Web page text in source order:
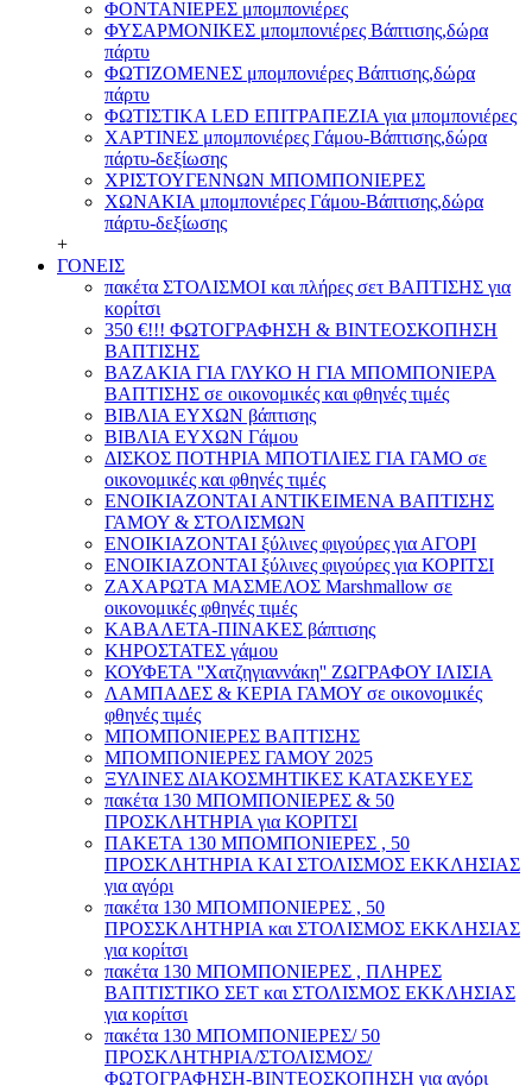
ΦΟΝΤΑΝΙΕΡΕΣ μπομπονιέρες
ΦΥΣΑΡΜΟΝΙΚΕΣ μπομπονιέρες Βάπτισης,δώρα
πάρτυ
ΦΩΤΙΖΟΜΕΝΕΣ μπομπονιέρες Βάπτισης,δώρα
πάρτυ
ΦΩΤΙΣΤΙΚΑ LED ΕΠΙΤΡΑΠΕΖΙΑ για μπομπονιέρες
ΧΑΡΤΙΝΕΣ μπομπονιέρες Γάμου-Βάπτισης,δώρα
πάρτυ-δεξίωσης
ΧΡΙΣΤΟΥΓΕΝΝΩΝ ΜΠΟΜΠΟΝΙΕΡΕΣ
ΧΩΝΑΚΙΑ μπομπονιέρες Γάμου-Βάπτισης,δώρα
πάρτυ-δεξίωσης
+
ΓΟΝΕΙΣ
πακέτα ΣΤΟΛΙΣΜΟΙ και πλήρες σετ ΒΑΠΤΙΣΗΣ για
κορίτσι
350 €!!! ΦΩΤΟΓΡΑΦΗΣΗ & ΒΙΝΤΕΟΣΚΟΠΗΣΗ
ΒΑΠΤΙΣΗΣ
ΒΑΖΑΚΙΑ ΓΙΑ ΓΛΥΚΟ Η ΓΙΑ ΜΠΟΜΠΟΝΙΕΡΑ
ΒΑΠΤΙΣΗΣ σε οικονομικές και φθηνές τιμές
ΒΙΒΛΙΑ ΕΥΧΩΝ βάπτισης
ΒΙΒΛΙΑ ΕΥΧΩΝ Γάμου
ΔΙΣΚΟΣ ΠΟΤΗΡΙΑ ΜΠΟΤΙΛΙΕΣ ΓΙΑ ΓΑΜΟ σε
οικονομικές και φθηνές τιμές
ΕΝΟΙΚΙΑΖΟΝΤΑΙ ΑΝΤΙΚΕΙΜΕΝΑ ΒΑΠΤΙΣΗΣ
ΓΑΜΟΥ & ΣΤΟΛΙΣΜΩΝ
ΕΝΟΙΚΙΑΖΟΝΤΑΙ ξύλινες φιγούρες για ΑΓΟΡΙ
ΕΝΟΙΚΙΑΖΟΝΤΑΙ ξύλινες φιγούρες για ΚΟΡΙΤΣΙ
ΖΑΧΑΡΩΤΑ ΜΑΣΜΕΛΟΣ Marshmallow σε
οικονομικές φθηνές τιμές
ΚΑΒΑΛΕΤΑ-ΠΙΝΑΚΕΣ βάπτισης
ΚΗΡΟΣΤΑΤΕΣ γάμου
ΚΟΥΦΕΤΑ ''Χατζηγιαννάκη'' ΖΩΓΡΑΦΟΥ ΙΛΙΣΙΑ
ΛΑΜΠΑΔΕΣ & ΚΕΡΙΑ ΓΑΜΟΥ σε οικονομικές
φθηνές τιμές
ΜΠΟΜΠΟΝΙΕΡΕΣ ΒΑΠΤΙΣΗΣ
ΜΠΟΜΠΟΝΙΕΡΕΣ ΓΑΜΟΥ 2025
ΞΥΛΙΝΕΣ ΔΙΑΚΟΣΜΗΤΙΚΕΣ ΚΑΤΑΣΚΕΥΕΣ
πακέτα 130 ΜΠΟΜΠΟΝΙΕΡΕΣ & 50
ΠΡΟΣΚΛΗΤΗΡΙΑ για ΚΟΡΙΤΣΙ
ΠΑΚΕΤΑ 130 ΜΠΟΜΠΟΝΙΕΡΕΣ , 50
ΠΡΟΣΚΛΗΤΗΡΙΑ ΚΑΙ ΣΤΟΛΙΣΜΟΣ ΕΚΚΛΗΣΙΑΣ
για αγόρι
πακέτα 130 ΜΠΟΜΠΟΝΙΕΡΕΣ , 50
ΠΡΟΣΣΚΛΗΤΗΡΙΑ και ΣΤΟΛΙΣΜΟΣ ΕΚΚΛΗΣΙΑΣ
για κορίτσι
πακέτα 130 ΜΠΟΜΠΟΝΙΕΡΕΣ , ΠΛΗΡΕΣ
ΒΑΠΤΙΣΤΙΚΟ ΣΕΤ και ΣΤΟΛΙΣΜΟΣ ΕΚΚΛΗΣΙΑΣ
για κορίτσι
πακέτα 130 ΜΠΟΜΠΟΝΙΕΡΕΣ/ 50
ΠΡΟΣΚΛΗΤΗΡΙΑ/ΣΤΟΛΙΣΜΟΣ/
ΦΩΤΟΓΡΑΦΗΣΗ-ΒΙΝΤΕΟΣΚΟΠΗΣΗ για αγόρι